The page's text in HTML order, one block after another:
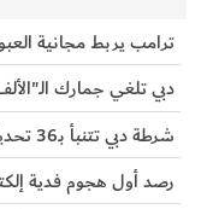
ترامب يربط مجانية
دبي تلغي جمارك
شرطة دبي تتنبأ بـ36 تحدياً بمشاركة 507 خبراء دوليين
رصد أول هجوم فدية